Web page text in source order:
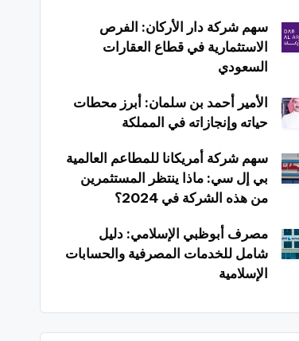
سهم شركة دار الأركان: الفرص
الاستثمارية في قطاع العقارات
السعودي
الأمير أحمد بن سلمان: أبرز محطات
حياته وإنجازاته في المملكة
سهم شركة أمريكانا للمطاعم العالمية
بي إل سي: ماذا ينتظر المستثمرين
من هذه الشركة في 2024؟
مصرف أبوظبي الإسلامي: دليل
شامل للخدمات المصرفية والحسابات
الإسلامية